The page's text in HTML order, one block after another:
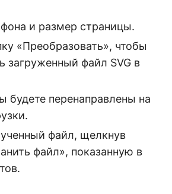
и размер страницы.
«Преобразовать», чтобы
загруженный файл SVG в
будете перенаправлены на
файл, щелкнув
файл», показанную в